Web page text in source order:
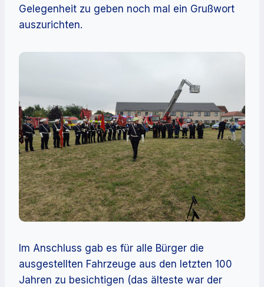
Gelegenheit zu geben noch mal ein Grußwort
auszurichten.
Im Anschluss gab es für alle Bürger die
ausgestellten Fahrzeuge aus den letzten 100
Jahren zu besichtigen (das älteste war der